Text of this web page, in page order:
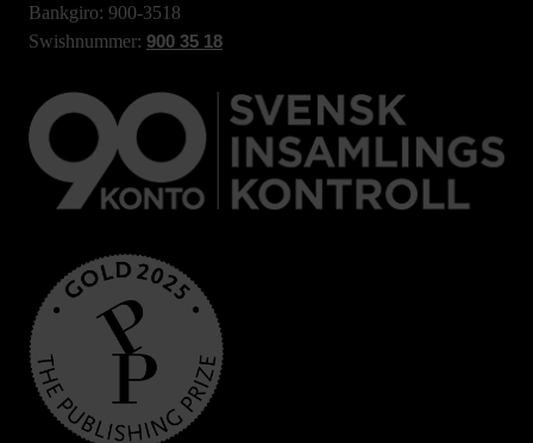
Bankgiro: 900-3518
Swishnummer: 900 35 18